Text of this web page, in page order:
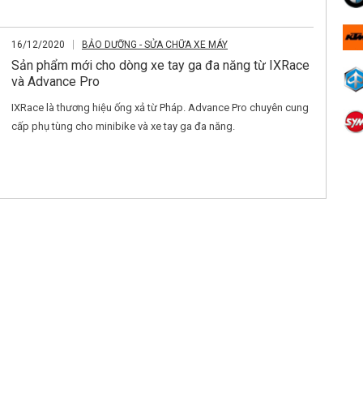
16/12/2020 BẢO DƯỠNG - SỬA CHỮA XE MÁY
Sản phẩm mới cho dòng xe tay ga đa năng từ IXRace
và Advance Pro
IXRace là thương hiệu ống xả từ Pháp. Advance Pro chuyên cung
cấp phụ tùng cho minibike và xe tay ga đa năng.